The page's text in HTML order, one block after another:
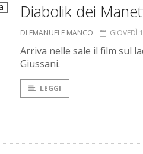
Diabolik dei
DI EMANUELE MANCO GIOVEDÌ
Arriva nelle sale il film sul
Giussani.
LEGGI